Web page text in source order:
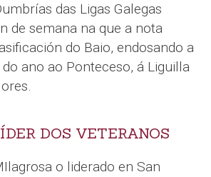
das Ligas Galegas
de semana na que a nota
do Baio, endosando a
ano ao Ponteceso, á Liguilla
DOS VETERANOS
o liderado en San